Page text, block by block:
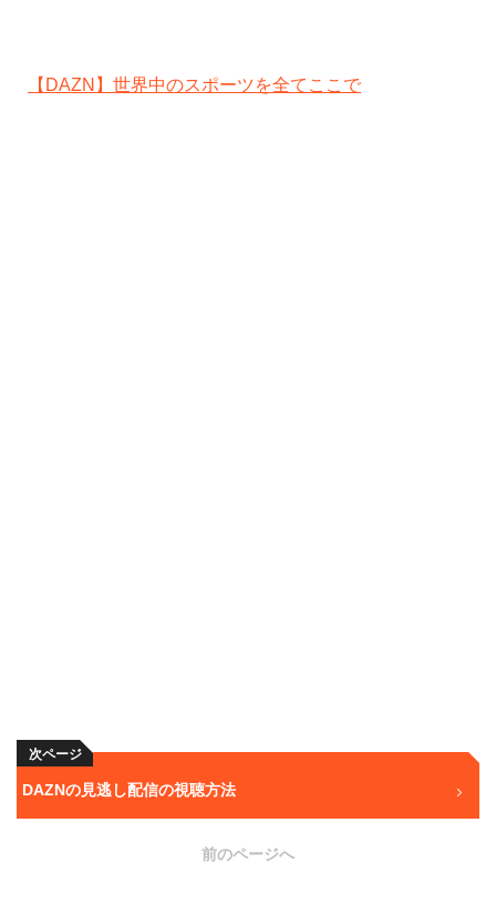
【DAZN】世界中のスポーツを全てここで
次ページ
DAZNの見逃し配信の視聴方法
前のページへ